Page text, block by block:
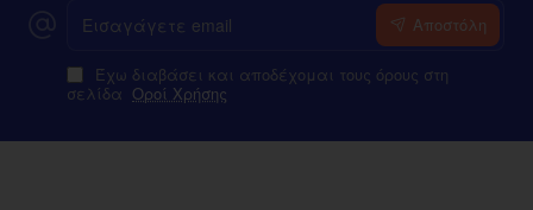
email
Αποστόλη
Έχω διαβάσει και αποδέχομαι τους όρους στη
σελίδα Οροί Χρήσης